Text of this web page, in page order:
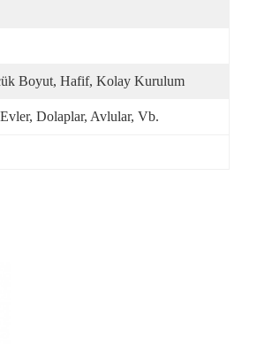
Boyut, Hafif, Kolay Kurulum
Dolaplar, Avlular, Vb.